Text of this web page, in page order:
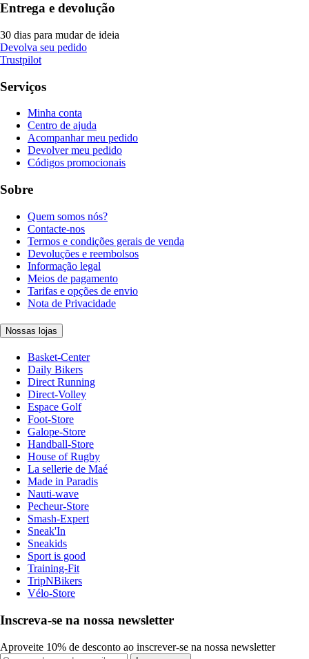
Entrega e devolução
30 dias para mudar de ideia
Devolva seu pedido
Trustpilot
Serviços
Minha conta
Centro de ajuda
Acompanhar meu pedido
Devolver meu pedido
Códigos promocionais
Sobre
Quem somos nós?
Contacte-nos
Termos e condições gerais de venda
Devoluções e reembolsos
Informação legal
Meios de pagamento
Tarifas e opções de envio
Nota de Privacidade
Nossas lojas
Basket-Center
Daily Bikers
Direct Running
Direct-Volley
Espace Golf
Foot-Store
Galope-Store
Handball-Store
House of Rugby
La sellerie de Maé
Made in Paradis
Nauti-wave
Pecheur-Store
Smash-Expert
Sneak'In
Sneakids
Sport is good
Training-Fit
TripNBikers
Vélo-Store
Inscreva-se na nossa newsletter
Aproveite 10% de desconto ao inscrever-se na nossa newsletter